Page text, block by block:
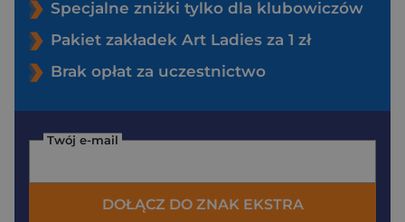
Specjalne zniżki tylko dla klubowiczów
Pakiet zakładek Art Ladies za 1 zł
Brak opłat za uczestnictwo
Twój e-mail
DOŁĄCZ DO ZNAK EKSTRA